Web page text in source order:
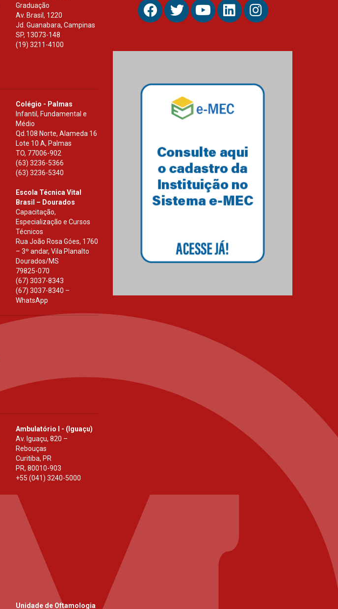
Graduação
Av. Brasil, 1220
Jd. Guanabara, Campinas
SP, 13073-148
(19) 3211-4100
Colégio - Palmas
Infantil, Fundamental e
Médio
Qd.108 Norte, Alameda 16
Lote 10 A, Palmas
TO, 77006-902
(63) 3236-5366
(63) 3236-5340
Escola Técnica Vital
Brasil – Dourados
Capacitação,
Especialização e Cursos
Técnicos
Rua João Rosa Góes, 1760
– 3º andar, Vila Planalto
Dourados/MS
79825-070
(67) 3037-8343
(67) 3037-8340 –
WhatsApp
Ambulatório I - (Iguaçu)
Av. Iguaçu, 820 –
Rebouças
Curitiba, PR
PR, 80010-903
+55 (041) 3240-5000
Unidade de Oftamologia